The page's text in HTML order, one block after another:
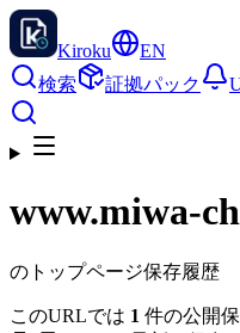
Kiroku
EN
検索
証拠パック
www.miwa-
のトップページ保存履歴
このURLでは 1 件の公開